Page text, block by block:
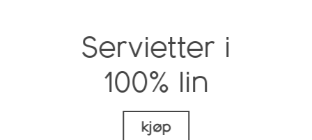
Servietter i
100% lin
kjøp